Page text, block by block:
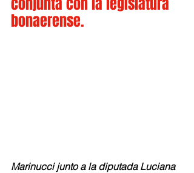
bonaerense.
Marinucci junto a la diputada Luciana